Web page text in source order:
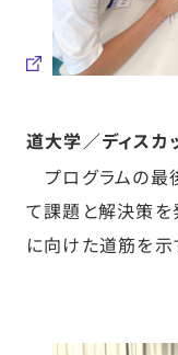
道大学／ディスカ
プログラムの最
て課題と解決策を
に向けた道筋を示